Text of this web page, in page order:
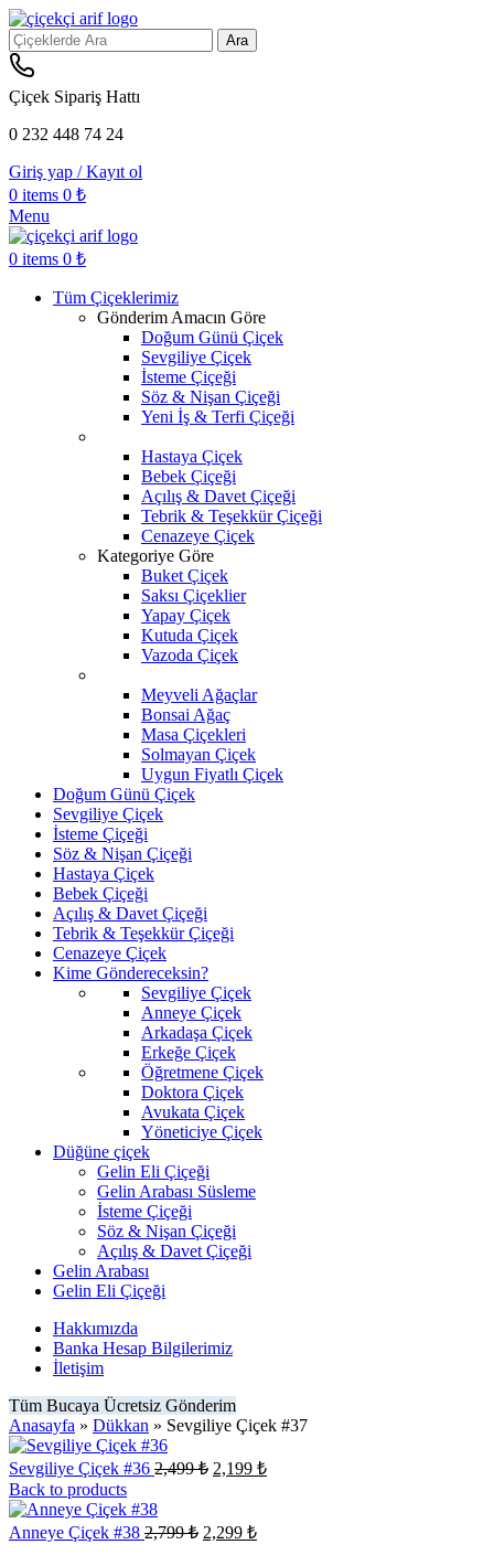
Ara
Çiçek Sipariş Hattı
0 232 448 74 24
Giriş yap / Kayıt ol
0 items 0 ₺
Menu
0 items 0 ₺
Tüm Çiçeklerimiz
Gönderim Amacın Göre
Doğum Günü Çiçek
Sevgiliye Çiçek
İsteme Çiçeği
Söz & Nişan Çiçeği
Yeni İş & Terfi Çiçeği
Hastaya Çiçek
Bebek Çiçeği
Açılış & Davet Çiçeği
Tebrik & Teşekkür Çiçeği
Cenazeye Çiçek
Kategoriye Göre
Buket Çiçek
Saksı Çiçeklier
Yapay Çiçek
Kutuda Çiçek
Vazoda Çiçek
Meyveli Ağaçlar
Bonsai Ağaç
Masa Çiçekleri
Solmayan Çiçek
Uygun Fiyatlı Çiçek
Doğum Günü Çiçek
Sevgiliye Çiçek
İsteme Çiçeği
Söz & Nişan Çiçeği
Hastaya Çiçek
Bebek Çiçeği
Açılış & Davet Çiçeği
Tebrik & Teşekkür Çiçeği
Cenazeye Çiçek
Kime Göndereceksin?
Sevgiliye Çiçek
Anneye Çiçek
Arkadaşa Çiçek
Erkeğe Çiçek
Öğretmene Çiçek
Doktora Çiçek
Avukata Çiçek
Yöneticiye Çiçek
Düğüne çiçek
Gelin Eli Çiçeği
Gelin Arabası Süsleme
İsteme Çiçeği
Söz & Nişan Çiçeği
Açılış & Davet Çiçeği
Gelin Arabası
Gelin Eli Çiçeği
Hakkımızda
Banka Hesap Bilgilerimiz
İletişim
Tüm Bucaya Ücretsiz Gönderim
Anasayfa » Dükkan » Sevgiliye Çiçek #37
Sevgiliye Çiçek #36 2,499₺ Orijinal
2,199 ₺Şu
Back to products
Anneye Çiçek #38 2,799₺ Orijinal
2,299 ₺Şu